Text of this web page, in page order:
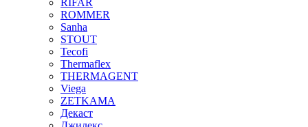
ROMMER
Sanha
STOUT
Tecofi
Thermaflex
THERMAGENT
Viega
ZETKAMA
Декаст